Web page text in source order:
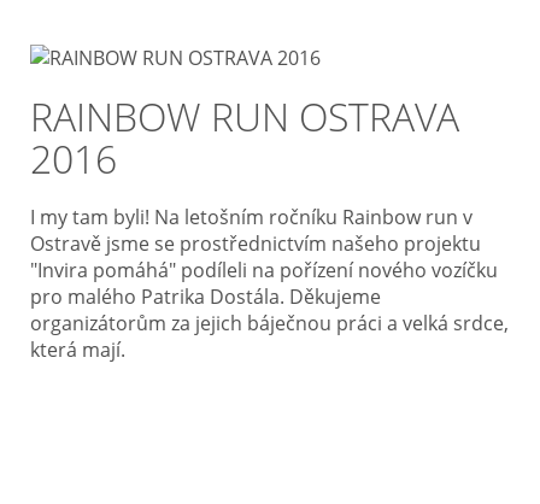
RAINBOW RUN OSTRAVA
2016
I my tam byli! Na letošním ročníku Rainbow run v
Ostravě jsme se prostřednictvím našeho projektu
"Invira pomáhá" podíleli na pořízení nového vozíčku
pro malého Patrika Dostála. Děkujeme
organizátorům za jejich báječnou práci a velká srdce,
která mají.